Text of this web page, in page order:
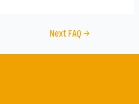
Next FAQ→